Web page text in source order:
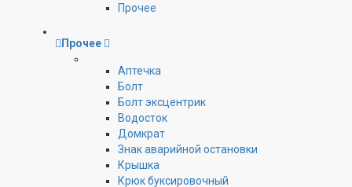
Прочее
Прочее
Аптечка
Болт
Болт эксцентрик
Водосток
Домкрат
Знак аварийной остановки
Крышка
Крюк буксировочный